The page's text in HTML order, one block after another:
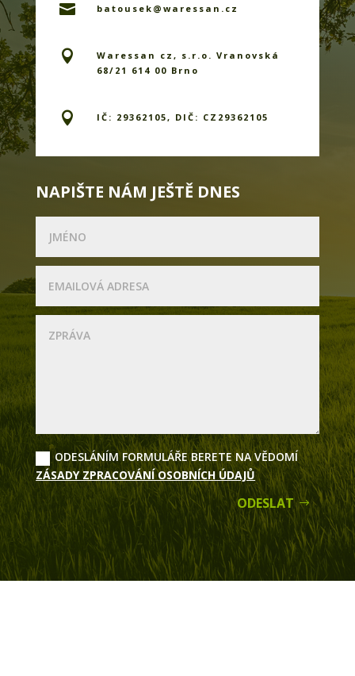
 batousek@waressan.cz

Waressan cz, s.r.o. Vranovská
68/21 614 00 Brno
 IČ: 29362105, DIČ: CZ29362105
NAPIŠTE NÁM JEŠTĚ DNES
ODESLÁNÍM FORMULÁŘE BERETE NA VĚDOMÍ
ZÁSADY ZPRACOVÁNÍ OSOBNÍCH ÚDAJŮ
ODESLAT